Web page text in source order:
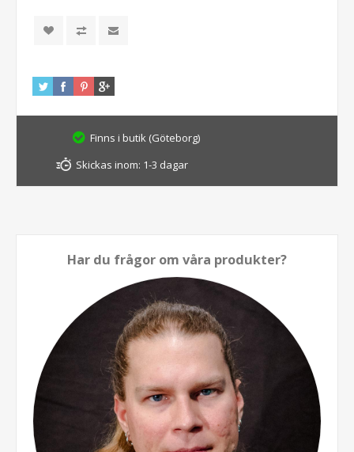
Finns i butik (Göteborg)
Skickas inom: 1-3 dagar
Har du frågor om våra produkter?